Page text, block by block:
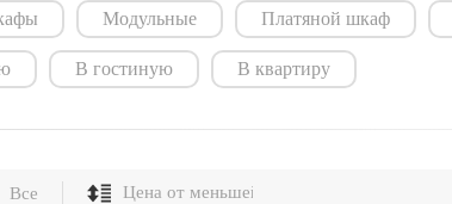
Модульные Платяной шкаф
В гостиную В квартиру
Все